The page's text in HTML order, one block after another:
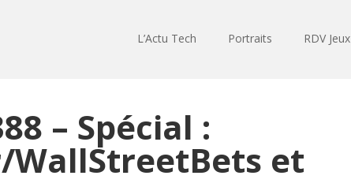
L’Actu Tech Portraits RDV Jeux
– Spécial :
et